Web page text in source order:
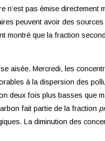
n’est pas émise
peuvent avoir des
montré que la fraction
aisée. Mercredi, les
à la dispersion des
deux fois plus basses que
fait partie de la fraction
La diminution des